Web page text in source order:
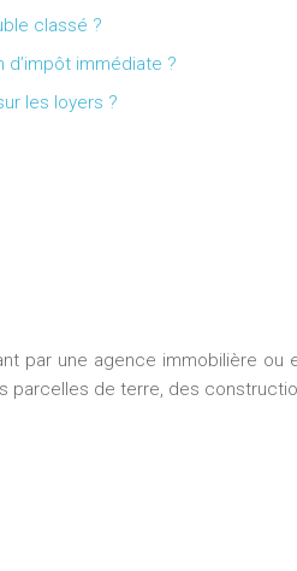
classé ?
immédiate ?
les loyers ?
par une agence immobilière
de terre, des